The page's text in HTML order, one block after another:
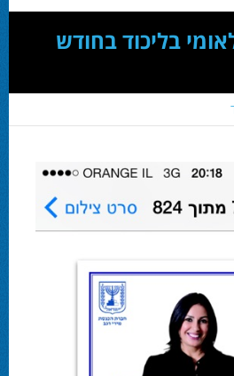
בליכוד בחודש